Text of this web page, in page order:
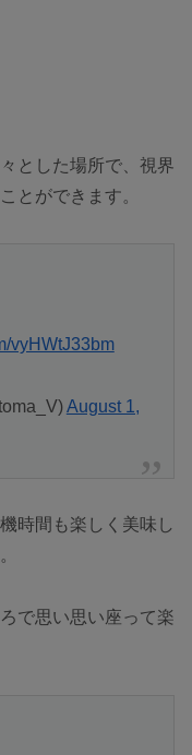
とした場所で、視界
とができます。
vyHWtJ33bm
August 1,
時間も楽しく美味し
で思い思い座って楽